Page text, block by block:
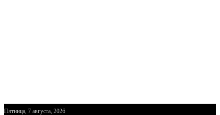
Пятница, 7 августа, 2026